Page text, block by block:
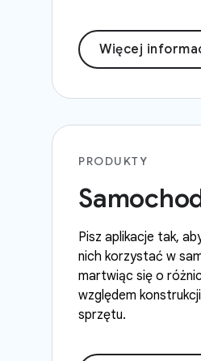
Więcej
PRODUKTY
Pisz aplikacje tak,
nich korzystać w
martwiąc się o
względem konstrukcji
sprzętu.